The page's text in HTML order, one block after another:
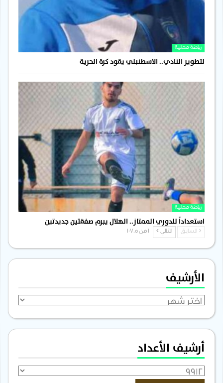
رياضة محلية
لتطوير النادي.. الاسطنبلي يقود كرة الحرية
رياضة محلية
استعداداً للدوري الممتاز.. الهلال يبرم صفقتين جديدتين
السابق التالي
الأرشيف
الأرشيف
أرشيف الأعداد